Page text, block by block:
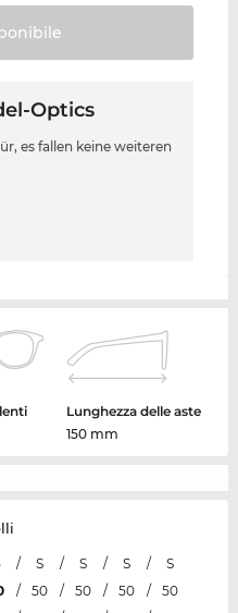
Optics
es fallen keine weiteren
Lunghezza delle aste
150 mm
/ S / S / S /
S
/ 50 / 50 / 50 /
50